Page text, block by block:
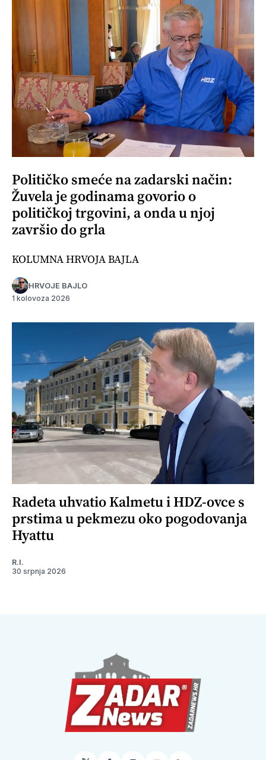
Političko smeće na zadarski način:
Žuvela je godinama govorio o
političkoj trgovini, a onda u njoj
završio do grla
KOLUMNA HRVOJA BAJLA
HRVOJE BAJLO
1 kolovoza 2026
Radeta uhvatio Kalmetu i HDZ-ovce s
prstima u pekmezu oko pogodovanja
Hyattu
R.I.
30 srpnja 2026